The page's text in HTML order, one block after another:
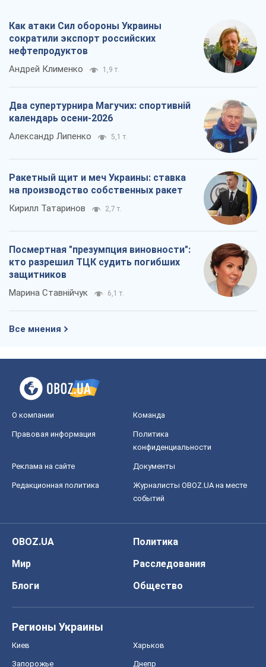
Как атаки Сил обороны Украины
сократили экспорт российских
нефтепродуктов
Андрей Клименко 1,9 т.
Два супертурнира Магучих: спортивній
календарь осени-2026
Александр Липенко 5,1 т.
Ракетный щит и меч Украины: ставка
на производство собственных ракет
Кирилл Татаринов 2,7 т.
Посмертная "презумпция виновности":
кто разрешил ТЦК судить погибших
защитников
Марина Ставнійчук 6,1 т.
Все мнения
О компании Команда
Правовая информация
Политика
конфиденциальности
Реклама на сайте Документы
Редакционная политика
Журналисты OBOZ.UA на месте
событий
OBOZ.UA
Политика
Мир
Расследования
Блоги
Общество
Регионы Украины
Киев Харьков
Запорожье Днепр